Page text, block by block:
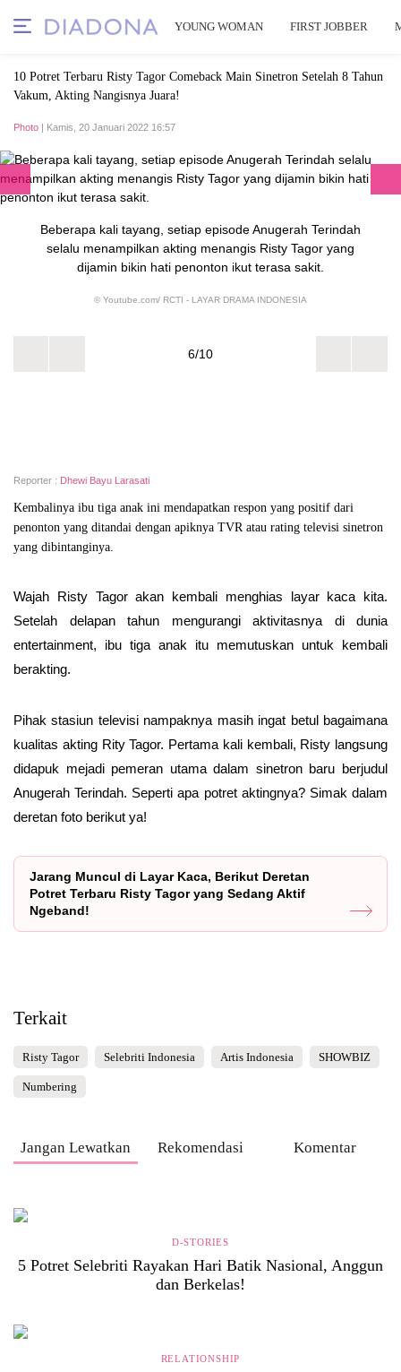
YOUNG WOMAN FIRST JOBBER
10 Potret Terbaru Risty Tagor Comeback Main Sinetron Setelah 8 Tahun
Vakum, Akting Nangisnya Juara!
Photo | Kamis, 20 Januari 2022 16:57
Beberapa kali tayang, setiap episode Anugerah Terindah
selalu menampilkan akting menangis Risty Tagor yang
dijamin bikin hati penonton ikut terasa sakit.
© Youtube.com/ RCTI - LAYAR DRAMA INDONESIA
6/10
Reporter : Dhewi Bayu Larasati
Kembalinya ibu tiga anak ini mendapatkan respon yang positif dari
penonton yang ditandai dengan apiknya TVR atau rating televisi sinetron
yang dibintanginya.
Wajah Risty Tagor akan kembali menghias layar kaca kita.
Setelah delapan tahun mengurangi aktivitasnya di dunia
entertainment, ibu tiga anak itu memutuskan untuk kembali
berakting.
Pihak stasiun televisi nampaknya masih ingat betul bagaimana
kualitas akting Rity Tagor. Pertama kali kembali, Risty langsung
didapuk mejadi pemeran utama dalam sinetron baru berjudul
Anugerah Terindah. Seperti apa potret aktingnya? Simak dalam
deretan foto berikut ya!
Jarang Muncul di Layar Kaca, Berikut Deretan
Potret Terbaru Risty Tagor yang Sedang Aktif
Ngeband!
Terkait
Risty Tagor Selebriti Indonesia Artis Indonesia SHOWBIZ
Numbering
Jangan Lewatkan Rekomendasi Komentar
D-STORIES
5 Potret Selebriti Rayakan Hari Batik Nasional, Anggun
dan Berkelas!
RELATIONSHIP